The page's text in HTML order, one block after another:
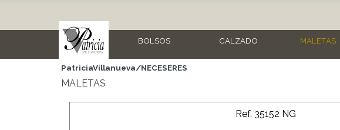
BOLSOS CALZADO MALETAS
PatriciaVillanueva/NECESERES
MALETAS
Ref. 35152 NG